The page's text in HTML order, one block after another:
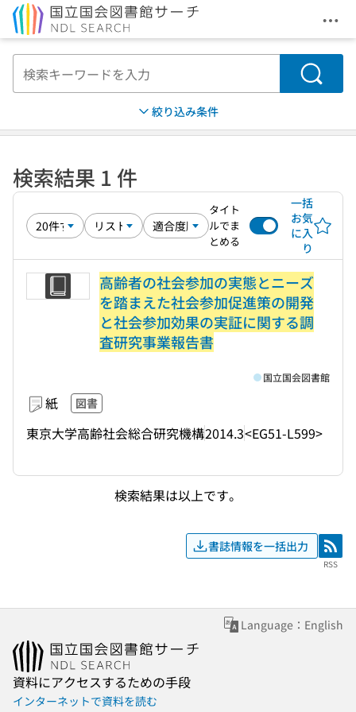
メ
検索
絞り込み条件
検索結果 1 件
タイト
ルでま
とめる
一括
お気
に入
り
高齢者の社会参加の実態とニーズ
を踏まえた社会参加促進策の開発
と社会参加効果の実証に関する調
査研究事業報告書
紙 図書
東京大学高齢社会総合研究機構2014.3<EG51-L599>
国立国会図書館
検索結果は以上です。
書誌情報を一括出力 RSS
RSS
Language：English
資料にアクセスするための手段
インターネットで資料を読む